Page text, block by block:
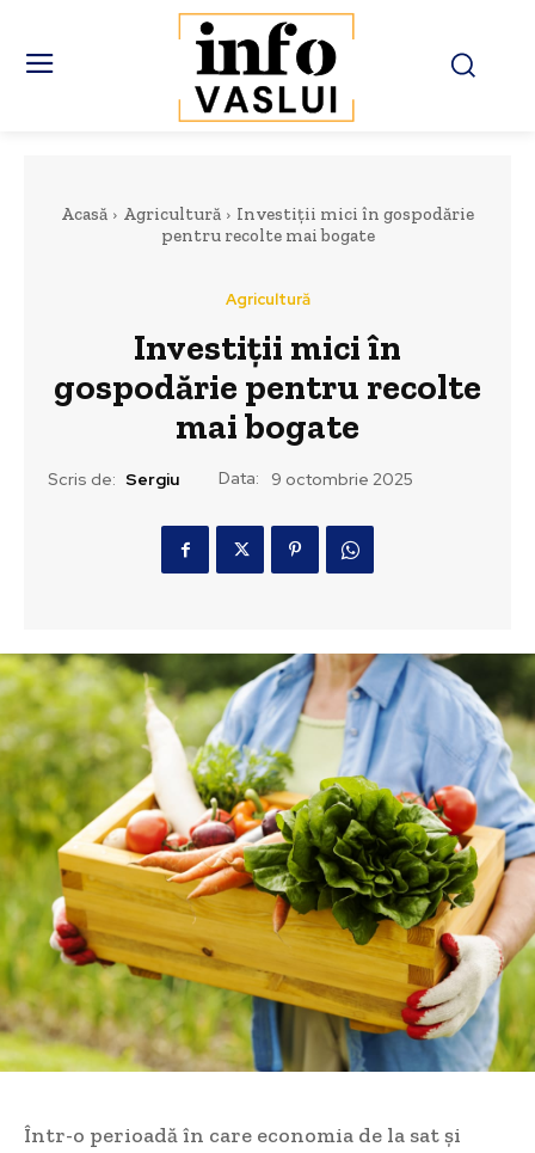
Acasă Agricultură
Investiții mici în gospodărie
pentru recolte mai bogate
Agricultură
Investiții mici în
gospodărie pentru recolte
mai bogate
Scris de: Sergiu Data: 9 octombrie 2025
Într-o perioadă în care economia de la sat și